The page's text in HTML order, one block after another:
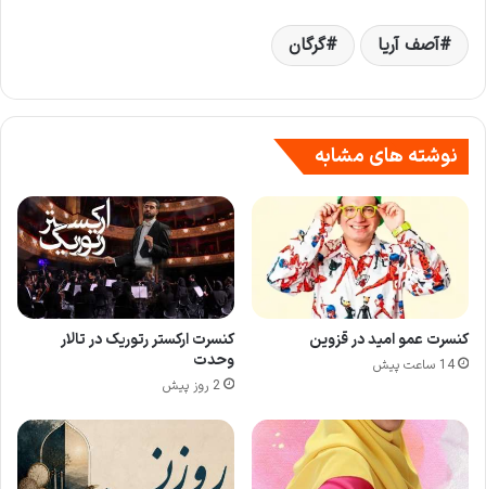
آصف آریا گرگان
نوشته های مشابه
کنسرت عمو امید در قزوین
14 ساعت پیش
کنسرت ارکستر رتوریک در تالار
وحدت
2 روز پیش